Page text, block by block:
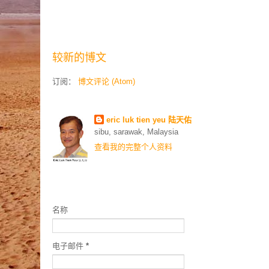
较新的博文
订阅： 博文评论 (Atom)
eric luk tien yeu 陆天佑
sibu, sarawak, Malaysia
查看我的完整个人资料
名称
电子邮件 *